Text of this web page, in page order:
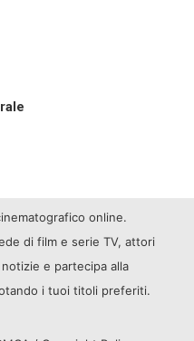
online.
di film e serie TV, attori
e partecipa alla
i tuoi titoli preferiti.